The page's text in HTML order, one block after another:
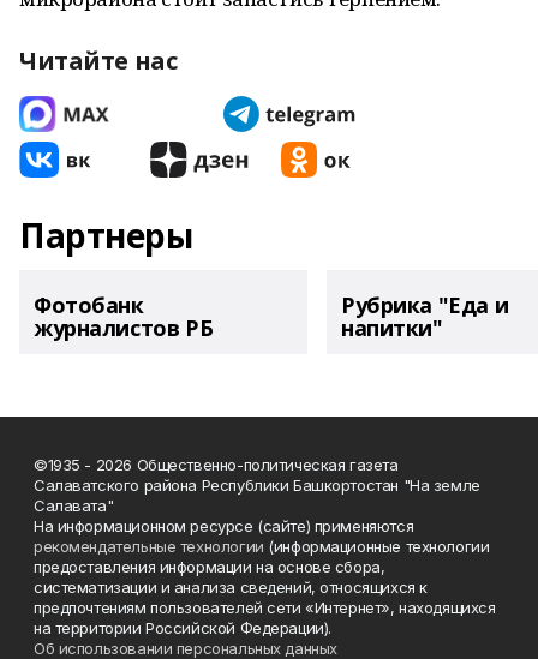
Читайте нас
Партнеры
Фотобанк
журналистов РБ
Рубрика "Еда и
напитки"
©1935 - 2026 Общественно-политическая газета
Салаватского района Республики Башкортостан "На земле
Салавата"
На информационном ресурсе (сайте) применяются
рекомендательные технологии (информационные технологии
предоставления информации на основе сбора,
систематизации и анализа сведений, относящихся к
предпочтениям пользователей сети «Интернет», находящихся
на территории Российской Федерации).
Об использовании персональных данных